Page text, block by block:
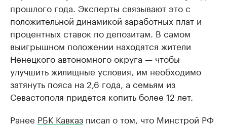
прошлого года. Эксперты связывают это с
положительной динамикой заработных плат и
процентных ставок по депозитам. В самом
выигрышном положении находятся жители
Ненецкого автономного округа — чтобы
улучшить жилищные условия, им необходимо
затянуть пояса на 2,6 года, а семьям из
Севастополя придется копить более 12 лет.
Ранее РБК Кавказ писал о том, что Минстрой РФ